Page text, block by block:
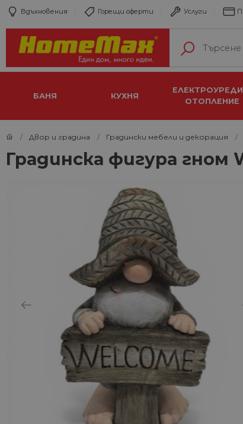
Вдъхновения Горещи оферти Услуги
БАНЯ КУХНЯ
ОТОПЛЕНИЕ
Двор и градина Градински мебели и декорация
Градинска фигура гном